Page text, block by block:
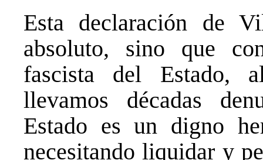
Esta declaración de
absoluto, sino que
fascista del Estado,
llevamos décadas
Estado es un digno
necesitando liquidar y